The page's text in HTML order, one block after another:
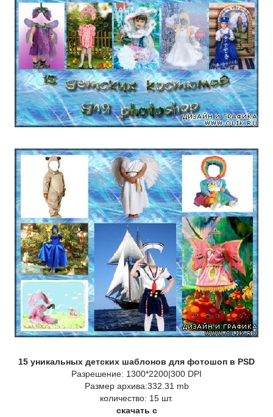
15 уникальных детских шаблонов для фотошоп в PSD
Разрешение: 1300*2200|300 DPI
Размер архива:332.31 mb
количество: 15 шт.
скачать с